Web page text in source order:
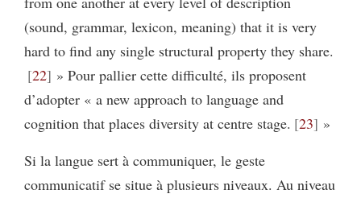
(sound, grammar, lexicon, meaning) that it is very
hard to find any single structural property they share.
22 » Pour pallier cette difficulté, ils proposent
d’adopter « a new approach to language and
cognition that places diversity at centre stage. 23 »
Si la langue sert à communiquer, le geste
communicatif se situe à plusieurs niveaux. Au niveau